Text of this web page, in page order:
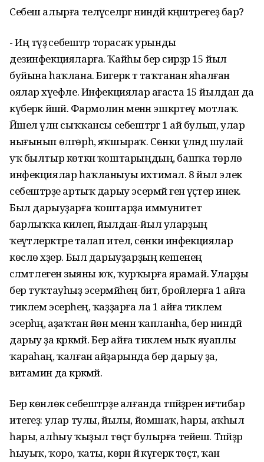
Себеш алырға теләүселәргә ниндәй кәңәштәрегеҙ бар?
- Иң тәүҙә себештәр торасаҡ урынды
дезинфекцияларға. Ҡайһы бер сирҙәр 15 йыл
буйына һаҡлана. Бигерәк тә таҡтанан яһалған
оялар хәүефле. Инфекциялар ағаста 15 йылдан да
күберәк йәшәй. Фармолин менән эшкәртеү мотлаҡ.
Йәшел үлән сыҡҡансы себештәргә 1 ай булып, улар
нығынып өлгөрһә, яҡшыраҡ. Сөнки үләндә шулай
уҡ былтыр көткән ҡоштарыңдың, башҡа төрлө
инфекциялар һаҡланыуы ихтимал. 8 йыл элек
себештәрҙе артыҡ дарыу эсермәй генә үҫтерә инек.
Был дарыуҙарға ҡоштарҙа иммунитет
барлыҡҡа килеп, йылдан-йыл уларҙың
ҡеүәтлерәктәре талап ителә, сөнки инфекциялар
көслө хәҙер. Был дарыуҙарҙың кешенең
сәләмәтлегенә зыяны юҡ, ҡурҡырға ярамай. Уларҙы
бер туҡтауһыҙ эсермәйһең бит, бройлерға 1 айға
тиклем эсерәһең, ҡаҙҙарға ла 1 айға тиклем
эсерһәң, аҙаҡтан йөн менән ҡапланһа, бер ниндәй
дарыу ҙа кәрәкмәй. Бер айға тиклем ныҡ яуаплы
ҡараһаң, ҡалған айҙарында бер дарыу ҙа,
витамин да кәрәкмәй.
Бер көнлөк себештәрҙе алғанда тәпәйҙәренә иғтибар
итегеҙ: улар тулы, йылы, йомшаҡ, һары, аҡһыл
һары, алһыу ҡыҙыл төҫтә булырға тейеш. Тәпәйҙәр
һыуыҡ, ҡоро, ҡаты, көрән йә күгерәк төҫтә, ҡан